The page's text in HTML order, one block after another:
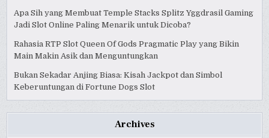
Apa Sih yang Membuat Temple Stacks Splitz Yggdrasil Gaming
Jadi Slot Online Paling Menarik untuk Dicoba?
Rahasia RTP Slot Queen Of Gods Pragmatic Play yang Bikin
Main Makin Asik dan Menguntungkan
Bukan Sekadar Anjing Biasa: Kisah Jackpot dan Simbol
Keberuntungan di Fortune Dogs Slot
Archives